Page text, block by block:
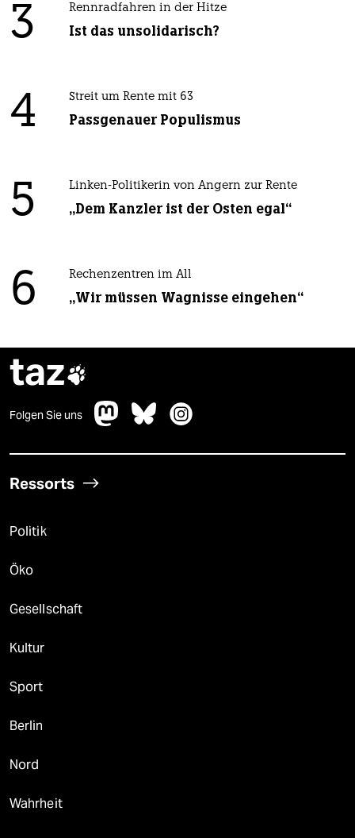
3 Rennradfahren in der Hitze
Ist das unsolidarisch?
4 Streit um Rente mit 63
Passgenauer Populismus
5 Linken-Politikerin von Angern zur Rente
„Dem Kanzler ist der Osten egal“
6 Rechenzentren im All
„Wir müssen Wagnisse eingehen“
taz
Folgen Sie uns
Ressorts
Politik
Öko
Gesellschaft
Kultur
Sport
Berlin
Nord
Wahrheit